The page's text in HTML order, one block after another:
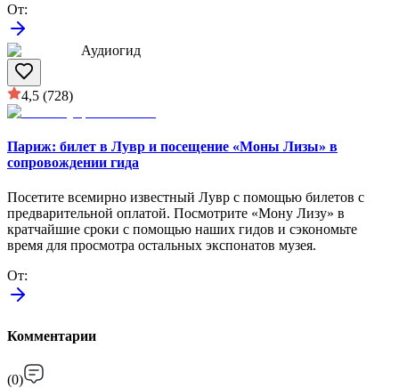
От:
Аудиогид
4,5 (728)
Париж: билет в Лувр и посещение «Моны Лизы» в
сопровождении гида
Посетите всемирно известный Лувр с помощью билетов с
предварительной оплатой. Посмотрите «Мону Лизу» в
кратчайшие сроки с помощью наших гидов и сэкономьте
время для просмотра остальных экспонатов музея.
От:
Комментарии
(0)